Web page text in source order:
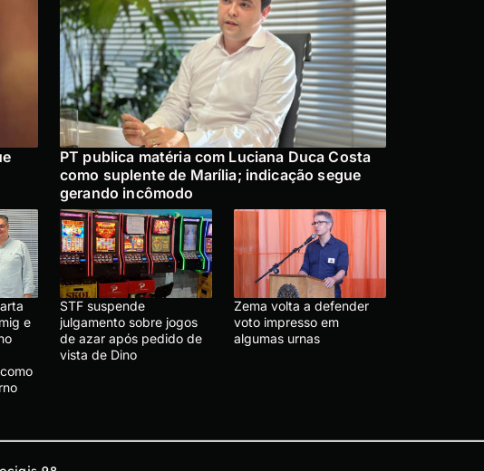
PT publica matéria com Luciana Duca Costa
como suplente de Marília; indicação segue
gerando incômodo
e
STF suspende
julgamento sobre jogos
de azar após pedido de
vista de Dino
Zema volta a defender
voto impresso em
algumas urnas